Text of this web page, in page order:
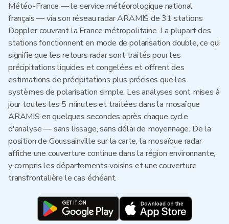
Météo-France — le service météorologique national
français — via son réseau radar ARAMIS de 31 stations
Doppler couvrant la France métropolitaine. La plupart des
stations fonctionnent en mode de polarisation double, ce qui
signifie que les retours radar sont traités pour les
précipitations liquides et congelées et offrent des
estimations de précipitations plus précises que les
systèmes de polarisation simple. Les analyses sont mises à
jour toutes les 5 minutes et traitées dans la mosaïque
ARAMIS en quelques secondes après chaque cycle
d'analyse — sans lissage, sans délai de moyennage. De la
position de Goussainville sur la carte, la mosaïque radar
affiche une couverture continue dans la région environnante,
y compris les départements voisins et une couverture
transfrontalière le cas échéant.